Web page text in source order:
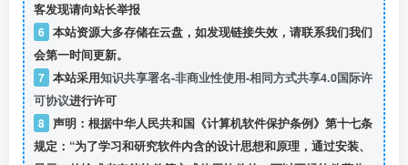
客发现请向站长举报
6 本站资源大多存储在云盘，如发现链接失效，请联系我们我们
会第一时间更新。
7 本站采用知识共享署名-非商业性使用-相同方式共享4.0国际许
可协议进行许可
8 声明：根据中华人民共和国《计算机软件保护条例》第十七条
规定：“为了学习和研究软件内含的设计思想和原理，通过安装、